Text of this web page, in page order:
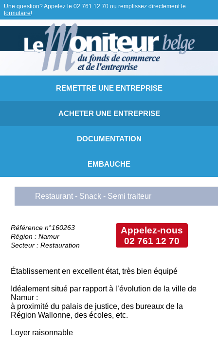
Une question? Appelez le 02 761 12 70 ou remplissez directement le
formulaire!
REMETTRE UNE ENTREPRISE
ACHETER UNE ENTREPRISE
DOCUMENTATION
EMBAUCHE
Restaurant - Snack - Semi traiteur
Appelez-nous
02 761 12 70
Référence n°160263
Région : Namur
Secteur : Restauration
Établissement en excellent état, très bien équipé
Idéalement situé par rapport à l’évolution de la ville de
Namur :
à proximité du palais de justice, des bureaux de la
Région Wallonne, des écoles, etc.
Loyer raisonnable